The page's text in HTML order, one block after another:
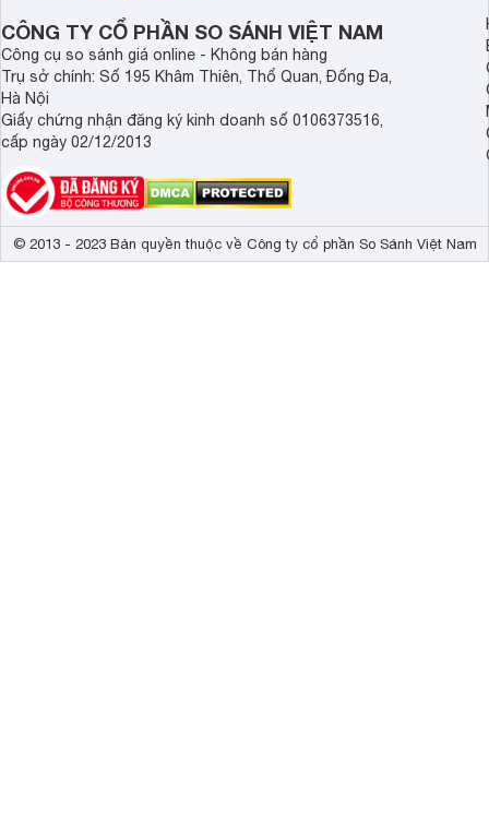
CÔNG TY CỔ PHẦN SO SÁNH VIỆT NAM
Công cụ so sánh giá online - Không bán hàng
Trụ sở chính: Số 195 Khâm Thiên, Thổ Quan, Đống Đa,
Hà Nội
Giấy chứng nhận đăng ký kinh doanh số 0106373516,
cấp ngày 02/12/2013
© 2013 - 2023 Bản quyền thuộc về Công ty cổ phần So Sánh Việt Nam